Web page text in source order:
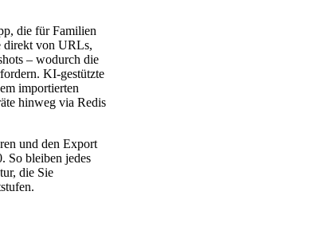
die für Familien
direkt von URLs,
– wodurch die
KI-gestützte
importierten
hinweg via Redis
und den Export
So bleiben jedes
die Sie